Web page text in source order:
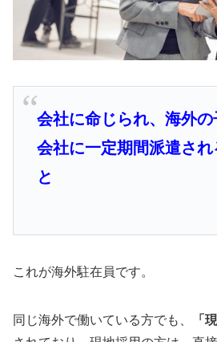
会社に命じられ、海外
会社に一定期間派遣され
と
これが海外駐在員です。
同じ海外で働いている方でも、
「